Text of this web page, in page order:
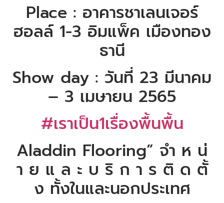
Place : อาคารชาเลนเจอร์
ฮอลล์ 1-3 อิมแพ็ค เมืองทอง
ธานี
Show day : วันที่ 23 มีนาคม
– 3 เมษายน 2565
#เราเป็น1เรื่องพื้นพื้น
Aladdin Flooring” จำ ห น่
า ย แ ล ะ บ ริ ก า ร ติ ด ตั้
ง ทั้งในและนอกประเทศ